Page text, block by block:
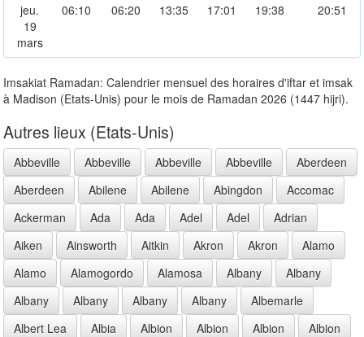
jeu.
19
mars
06:10 06:20 13:35 17:01 19:38 20:51
Imsakiat Ramadan: Calendrier mensuel des horaires d'iftar et imsak
à Madison (Etats-Unis) pour le mois de Ramadan 2026 (1447 hijri).
Autres lieux (Etats-Unis)
Abbeville Abbeville Abbeville Abbeville
Aberdeen
Aberdeen
Abilene Abilene Abingdon
Accomac
Ackerman
Ada Ada Adel Adel
Adrian
Aiken
Ainsworth Aitkin Akron Akron
Alamo
Alamo
Alamogordo Alamosa Albany
Albany
Albany
Albany Albany Albany
Albemarle
Albert Lea
Albia Albion Albion Albion
Albion